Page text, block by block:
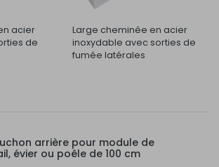
acier
de
Large cheminée en acier
inoxydable avec sorties de
fumée latérales
arrière pour module de
évier ou poêle de 100 cm